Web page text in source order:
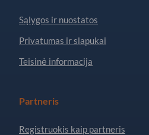
Sąlygos ir nuostatos
Privatumas ir slapukai
Teisinė informacija
Partneris
Registruokis kaip partneris